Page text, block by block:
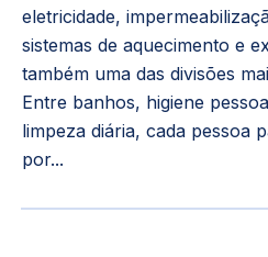
eletricidade,
sistemas de aquecimento e
também uma das divisões
Entre banhos, higiene
limpeza diária, cada pessoa
por...